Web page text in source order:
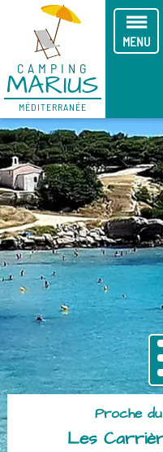
CAMPING
MARIUS
MÉDITERRANÉE
MENU
Proche
Les